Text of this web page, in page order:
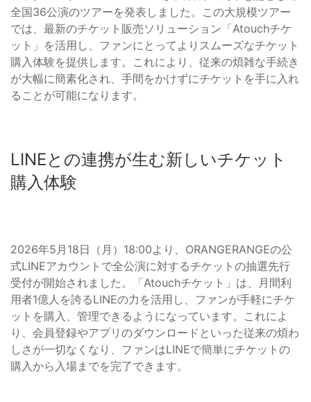
全国36公演のツアーを発表しました。この大規模ツアー
では、最新のチケット販売ソリューション「Atouchチケ
ット」を活用し、ファンにとってよりスムーズなチケット
購入体験を提供します。これにより、従来の煩雑な手続き
が大幅に簡素化され、手間をかけずにチケットを手に入れ
ることが可能になります。
LINEとの連携が生む新しいチケット
購入体験
2026年5月18日（月）18:00より、ORANGERANGEの公
式LINEアカウントで全公演に対するチケットの抽選先行
受付が開始されました。「Atouchチケット」は、月間利
用者1億人を誇るLINEの力を活用し、ファンが手軽にチケ
ットを購入、管理できるようになっています。これによ
り、会員登録やアプリのダウンロードといった従来の煩わ
しさが一切なくなり、ファンはLINEで簡単にチケットの
購入から入場までを完了できます。